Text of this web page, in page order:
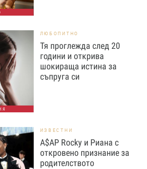
ЛЮБОПИТНО
Тя проглежда след 20
години и открива
шокираща истина за
съпруга си
ИЗВЕСТНИ
A$AP Rocky и Риана с
откровено признание за
родителството